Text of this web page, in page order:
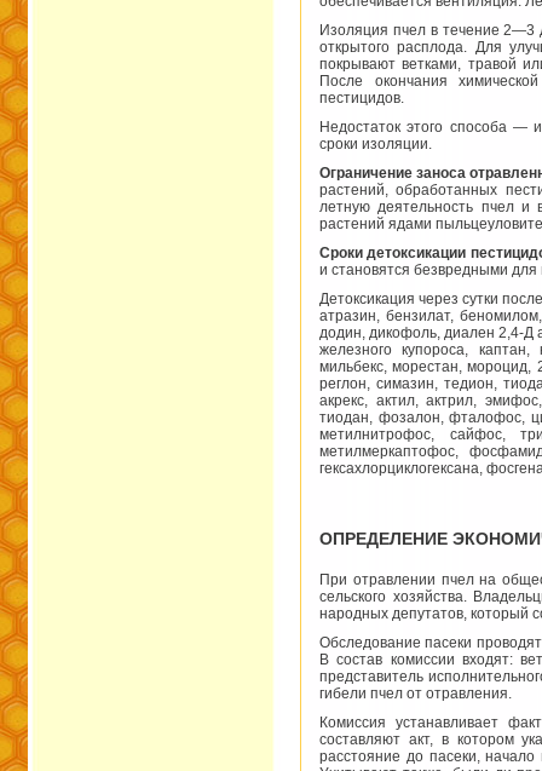
Изоляция пчел в течение 2—3
открытого расплода. Для
покрывают ветками, травой
После окончания
пестицидов.
Недостаток этого способа —
сроки изоляции.
Ограничение заноса
растений, обработанных
летную деятельность пчел и
растений ядами
Сроки детоксикации
и становятся безвредными
Детоксикация через сутки
атразин, бензилат,
додин, дикофоль, диален 2,4-Д
железного купороса,
мильбекс, морестан,
реглон, симазин, тедион,
акрекс, актил, актрил,
тиодан, фозалон, фталофос,
метилнитрофос, сайфос,
метилмеркаптофос,
гексахлорциклогексана,
ОПРЕДЕЛЕНИЕ
При отравлении пчел на
сельского хозяйства.
народных депутатов, который
Обследование пасеки
В состав комиссии входят:
представитель
гибели пчел от отравления.
Комиссия устанавливает
составляют акт, в котором
расстояние до пасеки,